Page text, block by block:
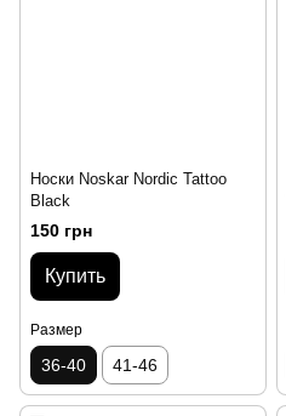
Носки Noskar Nordic Tattoo
Black
150 грн
Купить
Размер
36-40 41-46